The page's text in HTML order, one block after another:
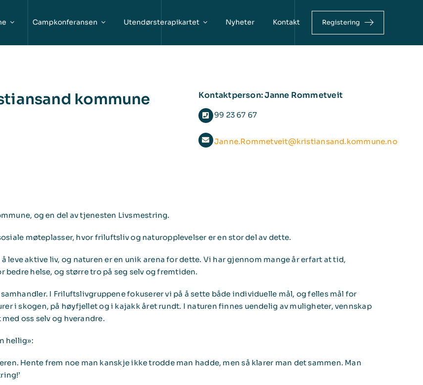
Campkonferansen Utendørsterapikartet Nyheter Kontakt Registering
kommune Kontaktperson: Janne Rommetveit
99 23 67 67
Janne.Rommetveit@kristiansand.kommune.no
og en del av tjenesten Livsmestring.
møteplasser, hvor friluftsliv og naturopplevelser er en stor del av dette.
leve aktive liv, og naturen er en unik arena for dette. Vi har gjennom mange år erfart at tid,
helse, og større tro på seg selv og fremtiden.
I Friluftslivgruppene fokuserer vi på å sette både individuelle mål, og felles mål for
i skogen, på høyfjellet og i kajakk året rundt. I naturen finnes uendelig av muligheter, vennskap
oss selv og hverandre.
hellig»:
Hente frem noe man kanskje ikke trodde man hadde, men så klarer man det sammen. Man